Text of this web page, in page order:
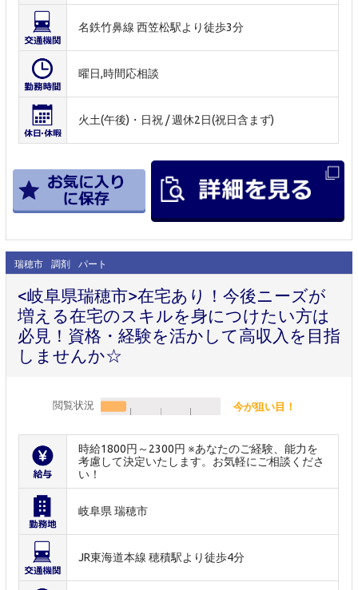
名鉄竹鼻線 西笠松駅より徒歩3分
曜日,時間応相談
火土(午後)・日祝 / 週休2日(祝日含まず)
瑞穂市 調剤 パート
<岐阜県瑞穂市>在宅あり！今後ニーズが
増える在宅のスキルを身につけたい方は
必見！資格・経験を活かして高収入を目指
しませんか☆
閲覧状況 今が狙い目！
時給1800円～2300円 ※あなたのご経験、能力を
考慮して決定いたします。お気軽にご相談くださ
い！
岐阜県 瑞穂市
JR東海道本線 穂積駅より徒歩4分